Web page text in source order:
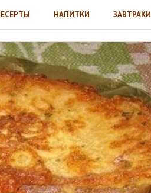
НАПИТКИ ЗАВТРАКИ